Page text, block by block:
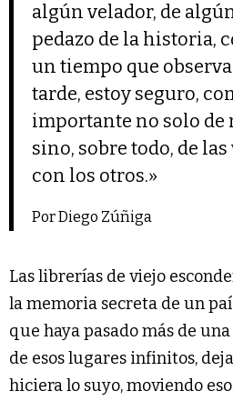
algún velador, de
pedazo de la historia,
un tiempo que
tarde, estoy seguro,
importante no solo de
sino, sobre todo, de
con los otros.»
Por Diego Zúñiga
Las librerías de viejo
la memoria secreta de un
que haya pasado más de
de esos lugares infinitos,
hiciera lo suyo, moviendo